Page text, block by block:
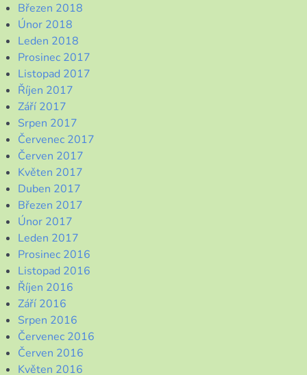
Březen 2018
Únor 2018
Leden 2018
Prosinec 2017
Listopad 2017
Říjen 2017
Září 2017
Srpen 2017
Červenec 2017
Červen 2017
Květen 2017
Duben 2017
Březen 2017
Únor 2017
Leden 2017
Prosinec 2016
Listopad 2016
Říjen 2016
Září 2016
Srpen 2016
Červenec 2016
Červen 2016
Květen 2016